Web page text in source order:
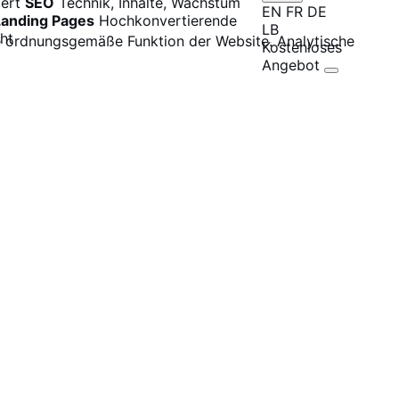
Funktion der Website. Analytische
Pages Hochkonvertierende
EN FR DE
LB
Kostenloses
Angebot